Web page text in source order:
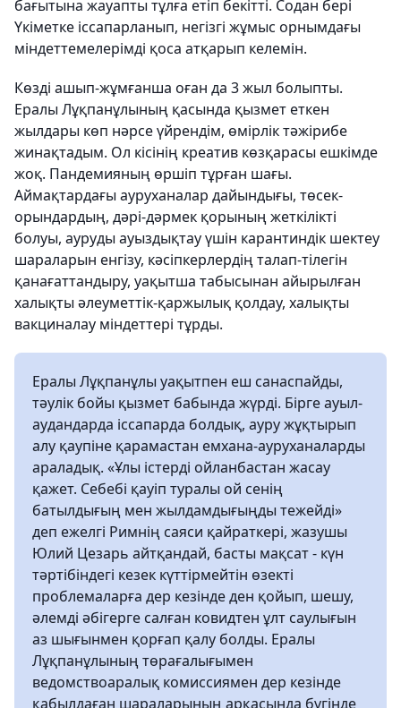
бағытына жауапты тұлға етіп бекітті. Содан бері
Үкіметке іссапарланып, негізгі жұмыс орнымдағы
міндеттемелерімді қоса атқарып келемін.
Көзді ашып-жұмғанша оған да 3 жыл болыпты.
Ералы Лұқпанұлының қасында қызмет еткен
жылдары көп нәрсе үйрендім, өмірлік тәжірибе
жинақтадым. Ол кісінің креатив көзқарасы ешкімде
жоқ. Пандемияның өршіп тұрған шағы.
Аймақтардағы ауруханалар дайындығы, төсек-
орындардың, дәрі-дәрмек қорының жеткілікті
болуы, ауруды ауыздықтау үшін карантиндік шектеу
шараларын енгізу, кәсіпкерлердің талап-тілегін
қанағаттандыру, уақытша табысынан айырылған
халықты әлеуметтік-қаржылық қолдау, халықты
вакциналау міндеттері тұрды.
Ералы Лұқпанұлы уақытпен еш санаспайды,
тәулік бойы қызмет бабында жүрді. Бірге ауыл-
аудандарда іссапарда болдық, ауру жұқтырып
алу қаупіне қарамастан емхана-ауруханаларды
араладық. «Ұлы істерді ойланбастан жасау
қажет. Себебі қауіп туралы ой сенің
батылдығың мен жылдамдығыңды тежейді»
деп ежелгі Римнің саяси қайраткері, жазушы
Юлий Цезарь айтқандай, басты мақсат - күн
тәртібіндегі кезек күттірмейтін өзекті
проблемаларға дер кезінде ден қойып, шешу,
әлемді әбігерге салған ковидтен ұлт саулығын
аз шығынмен қорғап қалу болды. Ералы
Лұқпанұлының төрағалығымен
ведомствоаралық комиссиямен дер кезінде
қабылдаған шараларының арқасында бүгінде